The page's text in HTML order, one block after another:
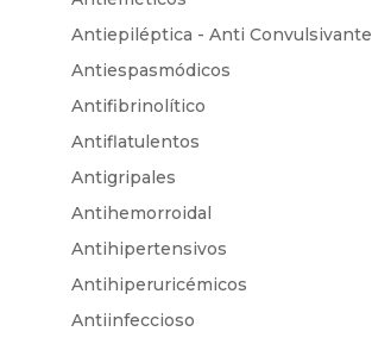
Antiepiléptica - Anti Convulsivante
Antiespasmódicos
Antifibrinolítico
Antiflatulentos
Antigripales
Antihemorroidal
Antihipertensivos
Antihiperuricémicos
Antiinfeccioso